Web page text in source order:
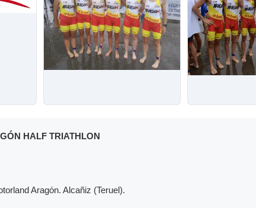
HALF TRIATHLON
Aragón. Alcañiz (Teruel).